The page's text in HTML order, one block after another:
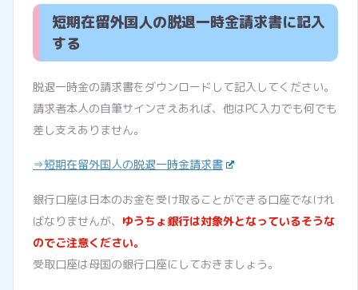
短期在留外国人の脱退一時金請求書に記入
する
脱退一時金の請求書をダウンロードして記入してください。
請求者本人の自筆サインさえあれば、他はPC入力でも何でも
差し支えありません。
⇒短期在留外国人の脱退一時金請求書
銀行口座は日本のお金を受け取ることができる口座でなけれ
ばなりませんが、 ゆうちょ銀行は対象外となっているそうな
のでご注意ください。
受取口座は母国の銀行口座にしておきましょう。